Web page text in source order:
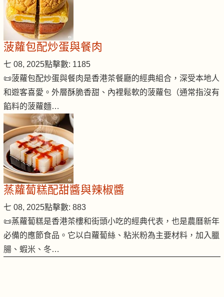
菠蘿包配炒蛋與餐肉
七 08, 2025點擊數: 1185
📜菠蘿包配炒蛋與餐肉是香港茶餐廳的經典組合，深受本地人
和遊客喜愛。外層酥脆香甜、內裡鬆軟的菠蘿包（通常指沒有
餡料的菠蘿麵…
蒸蘿蔔糕配甜醬與辣椒醬
七 08, 2025點擊數: 883
📜蒸蘿蔔糕是香港茶樓和街頭小吃的經典代表，也是農曆新年
必備的應節食品。它以白蘿蔔絲、粘米粉為主要材料，加入臘
腸、蝦米、冬…